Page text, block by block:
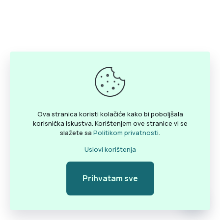
Ova stranica koristi kolačiće kako bi poboljšala
korisnička iskustva. Korištenjem ove stranice vi se
slažete sa Politikom privatnosti.
Uslovi korištenja
Prihvatam sve
Pozovite
Open